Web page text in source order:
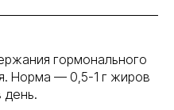
гормонального
Норма — 0,5-1 г жиров
день.